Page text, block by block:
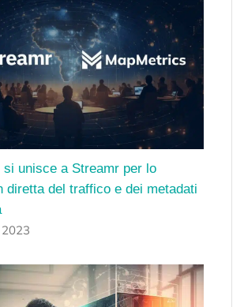
si unisce a Streamr per lo
diretta del traffico e dei metadati